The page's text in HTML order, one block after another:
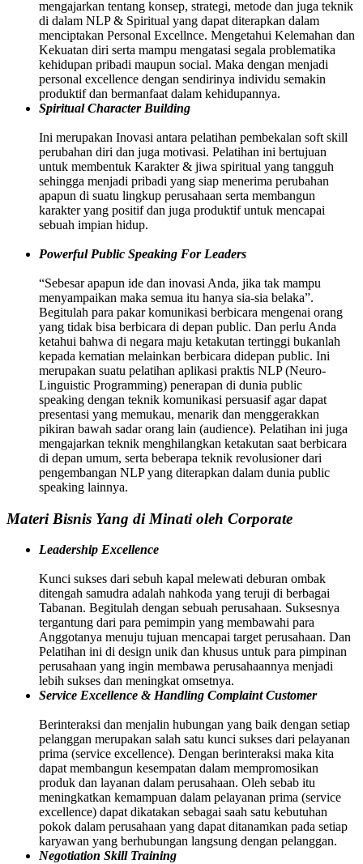
mengajarkan tentang konsep, strategi, metode dan juga teknik
di dalam NLP & Spiritual yang dapat diterapkan dalam
menciptakan Personal Excellnce. Mengetahui Kelemahan dan
Kekuatan diri serta mampu mengatasi segala problematika
kehidupan pribadi maupun social. Maka dengan menjadi
personal excellence dengan sendirinya individu semakin
produktif dan bermanfaat dalam kehidupannya.
Spiritual Character Building
Ini merupakan Inovasi antara pelatihan pembekalan soft skill
perubahan diri dan juga motivasi. Pelatihan ini bertujuan
untuk membentuk Karakter & jiwa spiritual yang tangguh
sehingga menjadi pribadi yang siap menerima perubahan
apapun di suatu lingkup perusahaan serta membangun
karakter yang positif dan juga produktif untuk mencapai
sebuah impian hidup.
Powerful Public Speaking For Leaders
“Sebesar apapun ide dan inovasi Anda, jika tak mampu
menyampaikan maka semua itu hanya sia-sia belaka”.
Begitulah para pakar komunikasi berbicara mengenai orang
yang tidak bisa berbicara di depan public. Dan perlu Anda
ketahui bahwa di negara maju ketakutan tertinggi bukanlah
kepada kematian melainkan berbicara didepan public. Ini
merupakan suatu pelatihan aplikasi praktis NLP (Neuro-
Linguistic Programming) penerapan di dunia public
speaking dengan teknik komunikasi persuasif agar dapat
presentasi yang memukau, menarik dan menggerakkan
pikiran bawah sadar orang lain (audience). Pelatihan ini juga
mengajarkan teknik menghilangkan ketakutan saat berbicara
di depan umum, serta beberapa teknik revolusioner dari
pengembangan NLP yang diterapkan dalam dunia public
speaking lainnya.
Materi Bisnis Yang di Minati oleh Corporate
Leadership Excellence
Kunci sukses dari sebuh kapal melewati deburan ombak
ditengah samudra adalah nahkoda yang teruji di berbagai
Tabanan. Begitulah dengan sebuah perusahaan. Suksesnya
tergantung dari para pemimpin yang membawahi para
Anggotanya menuju tujuan mencapai target perusahaan. Dan
Pelatihan ini di design unik dan khusus untuk para pimpinan
perusahaan yang ingin membawa perusahaannya menjadi
lebih sukses dan meningkat omsetnya.
Service Excellence & Handling Complaint Customer
Berinteraksi dan menjalin hubungan yang baik dengan setiap
pelanggan merupakan salah satu kunci sukses dari pelayanan
prima (service excellence). Dengan berinteraksi maka kita
dapat membangun kesempatan dalam mempromosikan
produk dan layanan dalam perusahaan. Oleh sebab itu
meningkatkan kemampuan dalam pelayanan prima (service
excellence) dapat dikatakan sebagai saah satu kebutuhan
pokok dalam perusahaan yang dapat ditanamkan pada setiap
karyawan yang berhubungan langsung dengan pelanggan.
Negotiation Skill Training